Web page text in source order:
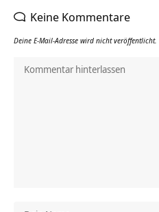
Keine Kommentare
Deine E-Mail-Adresse wird nicht veröffentlicht.